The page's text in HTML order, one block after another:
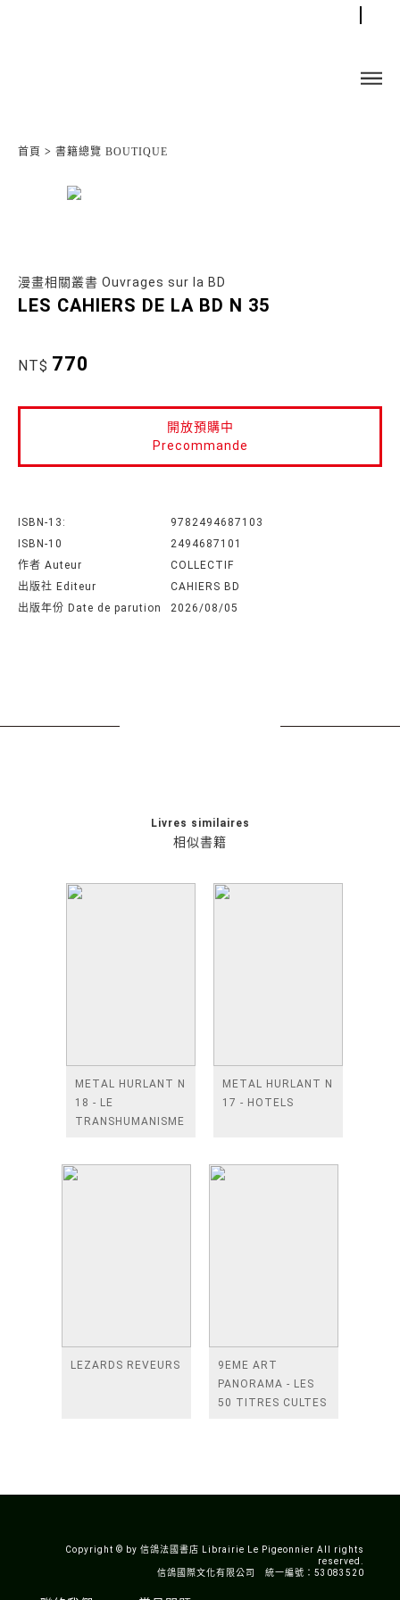
首頁 > 書籍總覽 BOUTIQUE
漫畫相關叢書 Ouvrages sur la BD
LES CAHIERS DE LA BD N 35
NT$ 770
開放預購中
Precommande
ISBN-13:
9782494687103
ISBN-10
2494687101
作者 Auteur
COLLECTIF
出版社 Editeur
CAHIERS BD
出版年份 Date de parution
2026/08/05
相似書籍
Livres similaires
METAL HURLANT N
18 - LE
TRANSHUMANISME
METAL HURLANT N
17 - HOTELS
LEZARDS REVEURS
9EME ART
PANORAMA - LES
50 TITRES CULTES
Copyright © by 信鴿法國書店 Librairie Le Pigeonnier All rights
reserved.
信鴿國際文化有限公司 統一編號：53083520